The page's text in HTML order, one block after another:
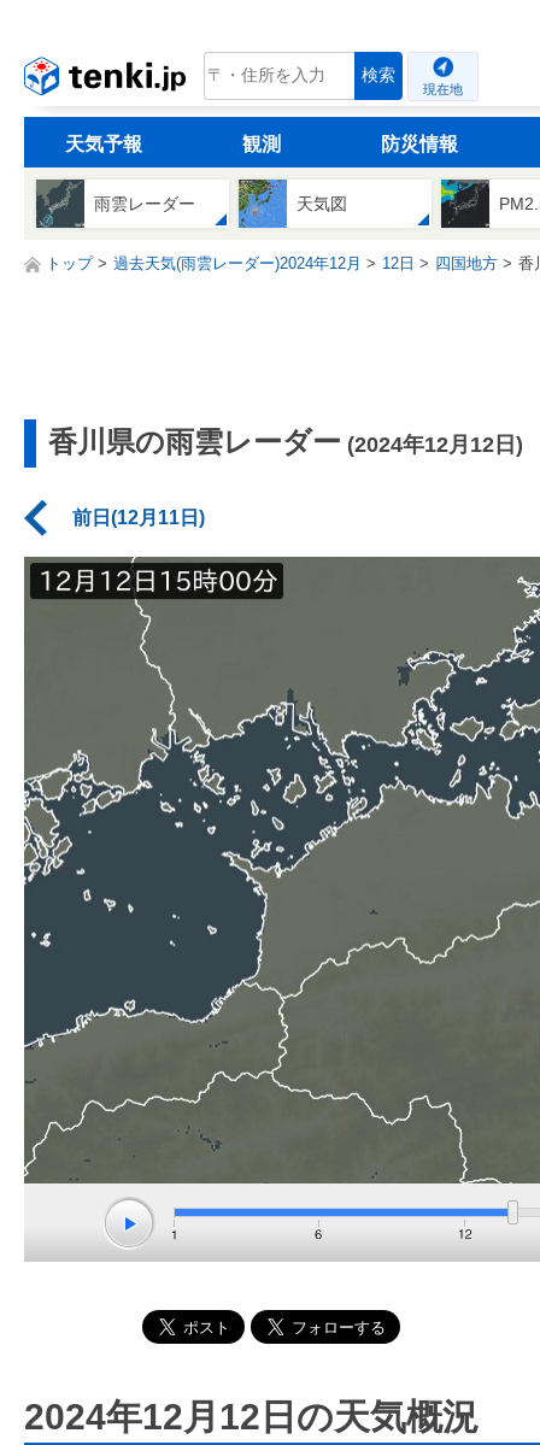
tenki.jp 検索
現在地
天気予報 観測 防災情報
雨雲レーダー 天気図
トップ 過去天気(雨雲レーダー)2024年12月 12日 四国地方 香
香川県の雨雲レーダー (2024年12月12日)
前日(12月11日)
2024年12月12日の天気概況